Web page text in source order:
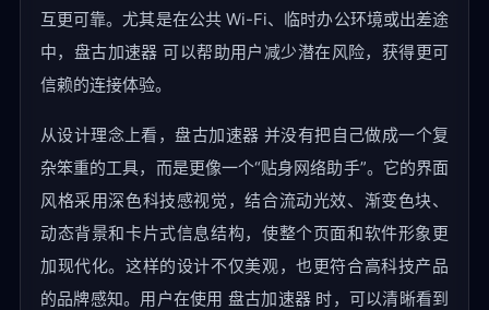
互更可靠。尤其是在公共 Wi-Fi、临时办公环境或出差途
中，盘古加速器 可以帮助用户减少潜在风险，获得更可
信赖的连接体验。
从设计理念上看，盘古加速器 并没有把自己做成一个复
杂笨重的工具，而是更像一个“贴身网络助手”。它的界面
风格采用深色科技感视觉，结合流动光效、渐变色块、
动态背景和卡片式信息结构，使整个页面和软件形象更
加现代化。这样的设计不仅美观，也更符合高科技产品
的品牌感知。用户在使用 盘古加速器 时，可以清晰看到